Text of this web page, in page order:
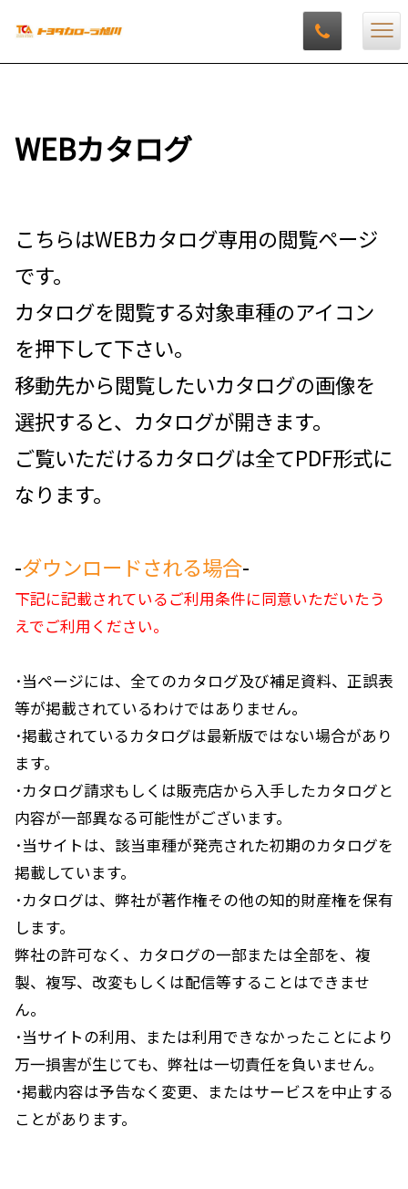
WEBカタログ
こちらはWEBカタログ専用の閲覧ページ
です。
カタログを閲覧する対象車種のアイコン
を押下して下さい。
移動先から閲覧したいカタログの画像を
選択すると、カタログが開きます。
ご覧いただけるカタログは全てPDF形式に
なります。
-ダウンロードされる場合-
下記に記載されているご利用条件に同意いただいたう
えでご利用ください。
･当ページには、全てのカタログ及び補足資料、正誤表
等が掲載されているわけではありません。
･掲載されているカタログは最新版ではない場合があり
ます。
･カタログ請求もしくは販売店から入手したカタログと
内容が一部異なる可能性がございます。
･当サイトは、該当車種が発売された初期のカタログを
掲載しています。
･カタログは、弊社が著作権その他の知的財産権を保有
します。
弊社の許可なく、カタログの一部または全部を、複
製、複写、改変もしくは配信等することはできませ
ん。
･当サイトの利用、または利用できなかったことにより
万一損害が生じても、弊社は一切責任を負いません。
･掲載内容は予告なく変更、またはサービスを中止する
ことがあります。